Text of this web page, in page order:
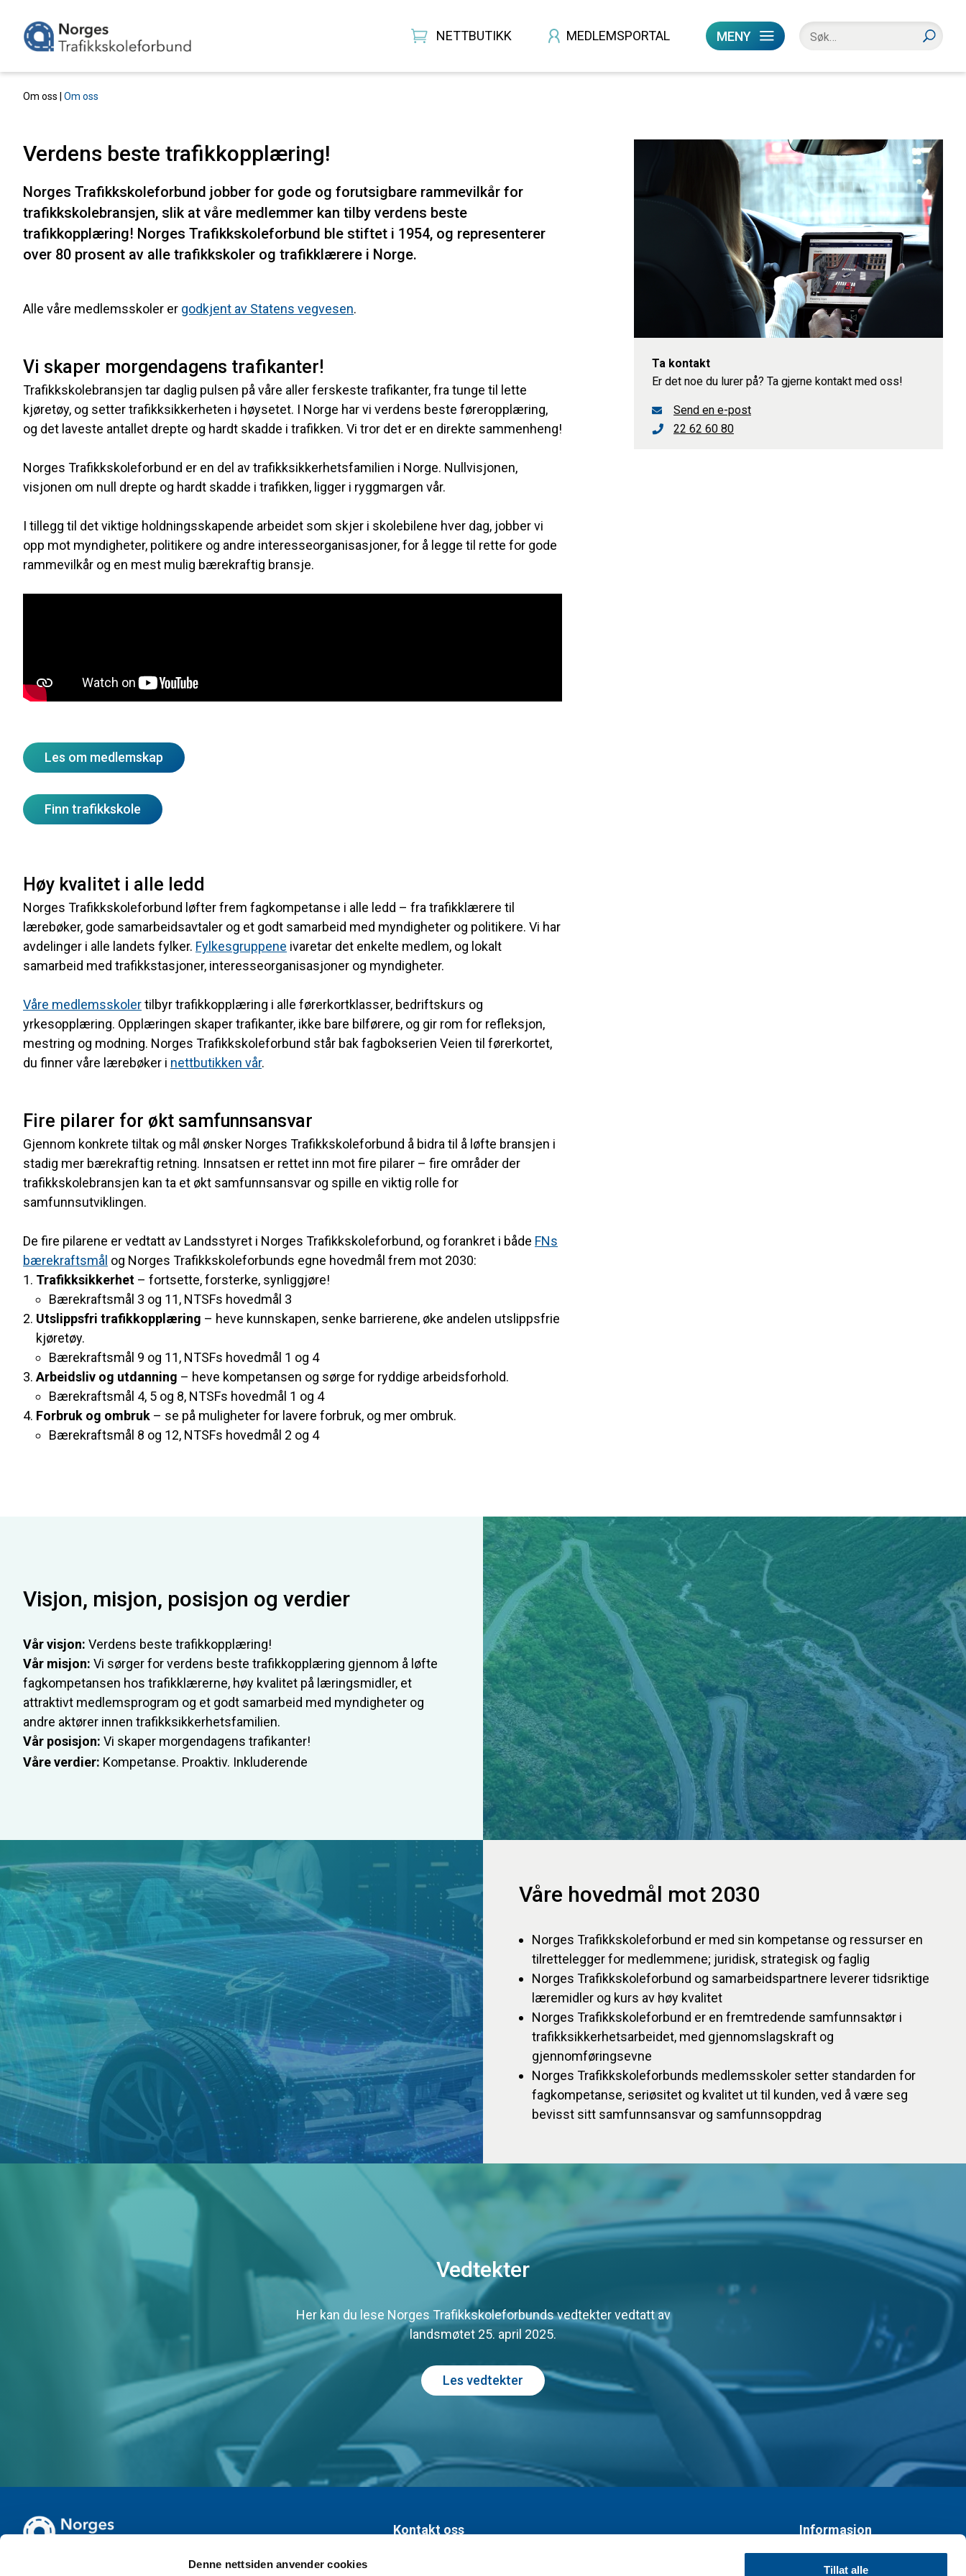
Denne nettsiden anvender cookies Tillat alle
MENY
NETTBUTIKK MEDLEMSPORTAL
Om oss | Om oss
Verdens beste trafikkopplæring!
Norges Trafikkskoleforbund jobber for gode og forutsigbare rammevilkår for
trafikkskolebransjen, slik at våre medlemmer kan tilby verdens beste
trafikkopplæring! Norges Trafikkskoleforbund ble stiftet i 1954, og representerer
over 80 prosent av alle trafikkskoler og trafikklærere i Norge.
Alle våre medlemsskoler er godkjent av Statens vegvesen.
Vi skaper morgendagens trafikanter!
Trafikkskolebransjen tar daglig pulsen på våre aller ferskeste trafikanter, fra tunge til lette
kjøretøy, og setter trafikksikkerheten i høysetet. I Norge har vi verdens beste føreropplæring,
og det laveste antallet drepte og hardt skadde i trafikken. Vi tror det er en direkte sammenheng!
Norges Trafikkskoleforbund er en del av trafikksikkerhetsfamilien i Norge. Nullvisjonen,
visjonen om null drepte og hardt skadde i trafikken, ligger i ryggmargen vår.
I tillegg til det viktige holdningsskapende arbeidet som skjer i skolebilene hver dag, jobber vi
opp mot myndigheter, politikere og andre interesseorganisasjoner, for å legge til rette for gode
rammevilkår og en mest mulig bærekraftig bransje.
Les om medlemskap
Finn trafikkskole
Høy kvalitet i alle ledd
Norges Trafikkskoleforbund løfter frem fagkompetanse i alle ledd – fra trafikklærere til
lærebøker, gode samarbeidsavtaler og et godt samarbeid med myndigheter og politikere. Vi har
avdelinger i alle landets fylker. Fylkesgruppene ivaretar det enkelte medlem, og lokalt
samarbeid med trafikkstasjoner, interesseorganisasjoner og myndigheter.
Våre medlemsskolertilbyr trafikkopplæring i alle førerkortklasser, bedriftskurs og
yrkesopplæring. Opplæringen skaper trafikanter, ikke bare bilførere, og gir rom for refleksjon,
mestring og modning. Norges Trafikkskoleforbund står bak fagbokserien Veien til førerkortet,
du finner våre lærebøker i nettbutikken vår.
Fire pilarer for økt samfunnsansvar
Gjennom konkrete tiltak og mål ønsker Norges Trafikkskoleforbund å bidra til å løfte bransjen i
stadig mer bærekraftig retning. Innsatsen er rettet inn mot fire pilarer – fire områder der
trafikkskolebransjen kan ta et økt samfunnsansvar og spille en viktig rolle for
samfunnsutviklingen.
De fire pilarene er vedtatt av Landsstyret i Norges Trafikkskoleforbund, og forankret i både FNs
bærekraftsmål og Norges Trafikkskoleforbunds egne hovedmål frem mot 2030:
Trafikksikkerhet – fortsette, forsterke, synliggjøre!
Bærekraftsmål 3 og 11, NTSFs hovedmål 3
Utslippsfri trafikkopplæring – heve kunnskapen, senke barrierene, øke andelen utslippsfrie
kjøretøy.
Bærekraftsmål 9 og 11, NTSFs hovedmål 1 og 4
Arbeidsliv og utdanning – heve kompetansen og sørge for ryddige arbeidsforhold.
Bærekraftsmål 4, 5 og 8, NTSFs hovedmål 1 og 4
Forbruk og ombruk – se på muligheter for lavere forbruk, og mer ombruk.
Bærekraftsmål 8 og 12, NTSFs hovedmål 2 og 4
Ta kontakt
Er det noe du lurer på? Ta gjerne kontakt med oss!
Send en e-post
22 62 60 80
Visjon, misjon, posisjon og verdier
Vår visjon: Verdens beste trafikkopplæring!
Vår misjon: Vi sørger for verdens beste trafikkopplæring gjennom å løfte
fagkompetansen hos trafikklærerne, høy kvalitet på læringsmidler, et
attraktivt medlemsprogram og et godt samarbeid med myndigheter og
andre aktører innen trafikksikkerhetsfamilien.
Vår posisjon: Vi skaper morgendagens trafikanter!
Våre verdier: Kompetanse. Proaktiv. Inkluderende
Våre hovedmål mot 2030
Norges Trafikkskoleforbund er med sin kompetanse og ressurser en
tilrettelegger for medlemmene; juridisk, strategisk og faglig
Norges Trafikkskoleforbund og samarbeidspartnere leverer tidsriktige
læremidler og kurs av høy kvalitet
Norges Trafikkskoleforbund er en fremtredende samfunnsaktør i
trafikksikkerhetsarbeidet, med gjennomslagskraft og
gjennomføringsevne
Norges Trafikkskoleforbunds medlemsskoler setter standarden for
fagkompetanse, seriøsitet og kvalitet ut til kunden, ved å være seg
bevisst sitt samfunnsansvar og samfunnsoppdrag
Vedtekter
Her kan du lese Norges Trafikkskoleforbunds vedtekter vedtatt av
landsmøtet 25. april 2025.
Les vedtekter
Kontakt oss Informasjon